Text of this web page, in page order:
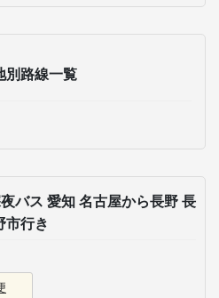
別路線一覧
バス 愛知 名古屋から長野 長
市行き